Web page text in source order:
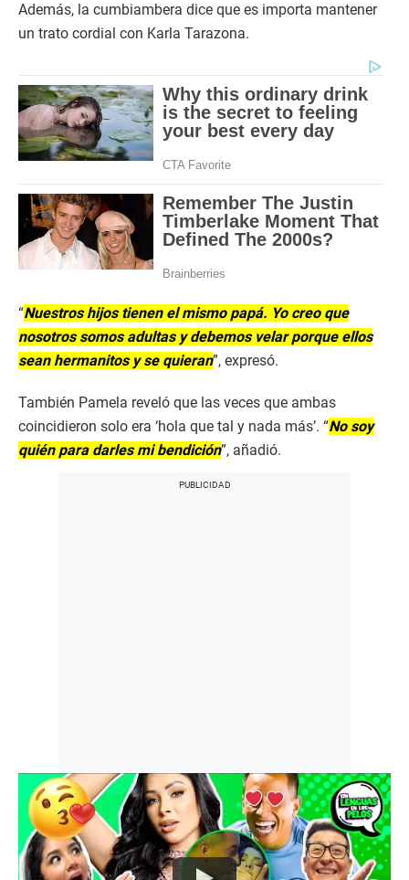
Además, la cumbiambera dice que es importa mantener
un trato cordial con Karla Tarazona.
“Nuestros hijos tienen el mismo papá. Yo creo que
nosotros somos adultas y debemos velar porque ellos
sean hermanitos y se quieran”, expresó.
También Pamela reveló que las veces que ambas
coincidieron solo era ‘hola que tal y nada más’. “No soy
quién para darles mi bendición”, añadió.